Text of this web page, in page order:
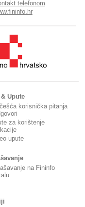
telefonom
& Upute
korisnička pitanja
za korištenje
upute
na Fininfo